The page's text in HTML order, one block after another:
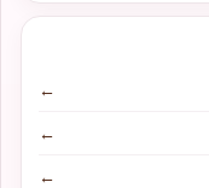
←
←
←